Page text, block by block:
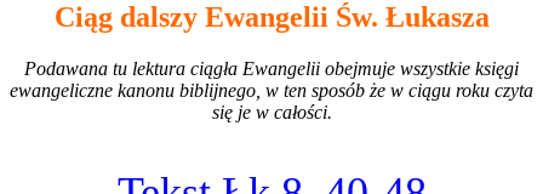
Ciąg dalszy Ewangelii Św. Łukasza
Podawana tu lektura ciągła Ewangelii obejmuje wszystkie księgi
ewangeliczne kanonu biblijnego, w ten sposób że w ciągu roku czyta
się je w całości.